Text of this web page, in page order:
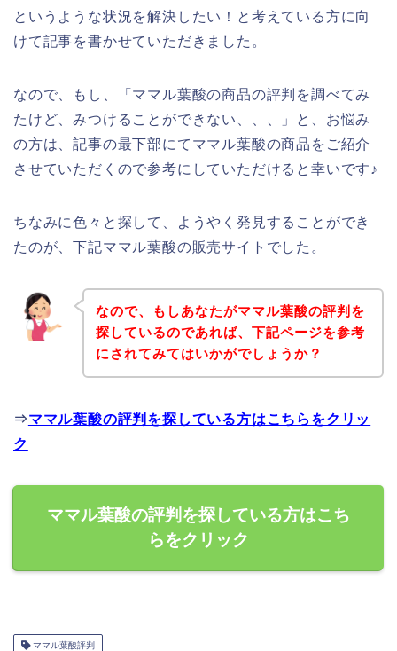
というような状況を解決したい！と考えている方に向
けて記事を書かせていただきました。
なので、もし、「ママル葉酸の商品の評判を調べてみ
たけど、みつけることができない、、、」と、お悩み
の方は、記事の最下部にてママル葉酸の商品をご紹介
させていただくので参考にしていただけると幸いです♪
ちなみに色々と探して、ようやく発見することができ
たのが、下記ママル葉酸の販売サイトでした。
なので、もしあなたがママル葉酸の評判を
探しているのであれば、下記ページを参考
にされてみてはいかがでしょうか？
⇒ママル葉酸の評判を探している方はこちらをクリッ
ク
ママル葉酸の評判を探している方はこち
らをクリック
ママル葉酸評判